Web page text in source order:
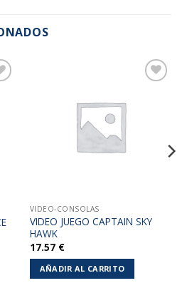
VIDEO-CONSOLAS
VIDEO JUEGO CAPTAIN SKY
HAWK
17.57 €
AÑADIR AL CARRITO